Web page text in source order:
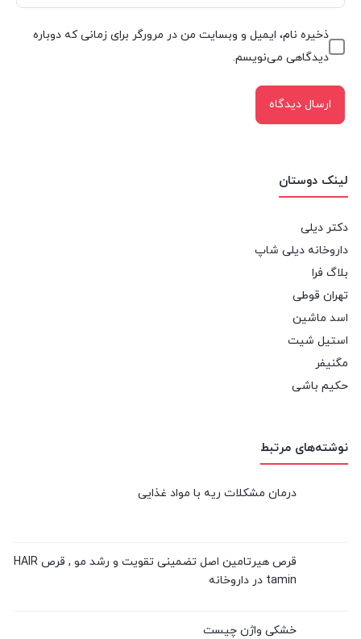
لینک دوستان
دکتر دیلی
داروخانه دیلی شاپ
بلاگ فرا
تهران قوطی
اسد ماشین
استیل شیت
مگنیفر
حکیم باشی
نوشته‌های مرتبط
درمان مشکلات ریه با مواد غذایی
قرص هیرتامین اصل تضمینی تقویت و رشد مو , قرص HAIR
tamin در داروخانه
خشکی واژن چیست
ذخیره نام، ایمیل و وبسایت من در مرورگر برای زمانی که دوباره
دیدگاهی می‌نویسم.